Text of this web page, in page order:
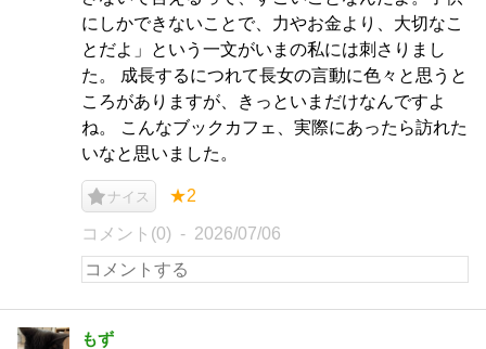
にしかできないことで、力やお金より、大切なこ
とだよ」という一文がいまの私には刺さりまし
た。 成長するにつれて長女の言動に色々と思うと
ころがありますが、きっといまだけなんですよ
ね。 こんなブックカフェ、実際にあったら訪れた
いなと思いました。
ナイス ★2
コメント(0) 2026/07/06
もず